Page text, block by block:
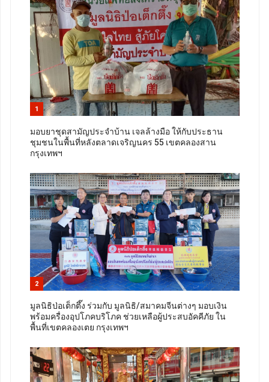
1
มอบยาชุดสามัญประจำบ้าน เจลล้างมือ ให้กับประธาน
ชุมชนในพื้นที่หลังตลาดเจริญนคร 55 เขตคลองสาน
กรุงเทพฯ
2
มูลนิธิป่อเต็กตึ๊ง ร่วมกับ มูลนิธิ/สมาคมจีนต่างๆ มอบเงิน
พร้อมครื่องอุปโภคบริโภค ช่วยเหลือผู้ประสบอัคคีภัย ใน
พื้นที่เขตคลองเตย กรุงเทพฯ